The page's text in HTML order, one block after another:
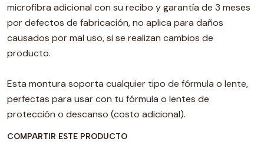
microfibra adicional con su recibo y garantía de 3 meses
por defectos de fabricación, no aplica para daños
causados por mal uso, si se realizan cambios de
producto.
Esta montura soporta cualquier tipo de fórmula o lente,
perfectas para usar con tu fórmula o lentes de
protección o descanso (costo adicional).
COMPARTIR ESTE PRODUCTO